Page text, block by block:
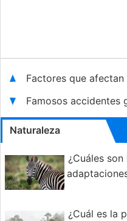
Factores que
Famosos accidentes
Naturaleza
¿Cuáles
¿Cuál es la